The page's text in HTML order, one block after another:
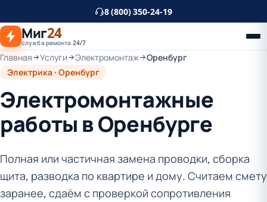
основному
контенту
8 (800) 350-24-19
Миг24
служба ремонта 24/7
Главная Услуги Электромонтаж
Оренбург
Электрика · Оренбург
Электромонтажные
работы в Оренбурге
Полная или частичная замена проводки, сборка
щита, разводка по квартире и дому. Считаем смету
заранее, сдаём с проверкой сопротивления